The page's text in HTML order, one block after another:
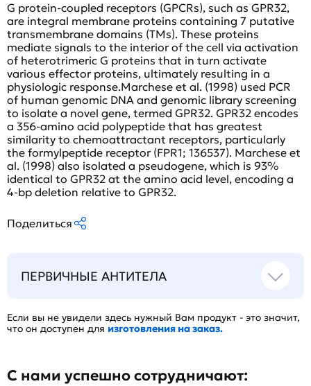
G protein-coupled receptors (GPCRs), such as GPR32,
are integral membrane proteins containing 7 putative
transmembrane domains (TMs). These proteins
mediate signals to the interior of the cell via activation
of heterotrimeric G proteins that in turn activate
various effector proteins, ultimately resulting in a
physiologic response.Marchese et al. (1998) used PCR
of human genomic DNA and genomic library screening
to isolate a novel gene, termed GPR32. GPR32 encodes
a 356-amino acid polypeptide that has greatest
similarity to chemoattractant receptors, particularly
the formylpeptide receptor (FPR1; 136537). Marchese et
al. (1998) also isolated a pseudogene, which is 93%
identical to GPR32 at the amino acid level, encoding a
4-bp deletion relative to GPR32.
Поделиться
ПЕРВИЧНЫЕ АНТИТЕЛА
Если вы не увидели здесь нужный Вам продукт - это значит,
что он доступен для изготовления на заказ.
С нами успешно сотрудничают: